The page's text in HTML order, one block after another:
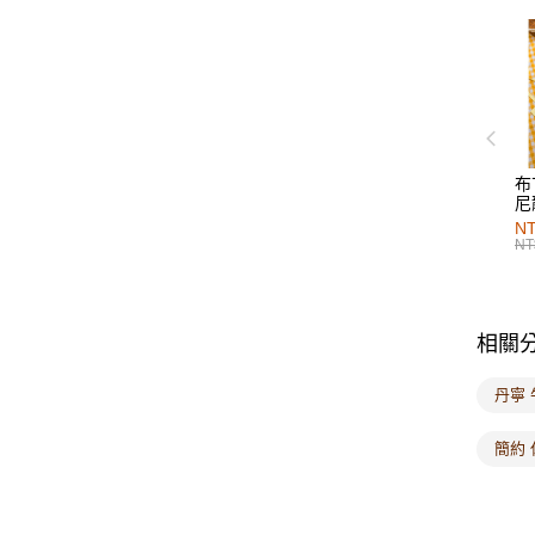
布
相關
丹寧
簡約